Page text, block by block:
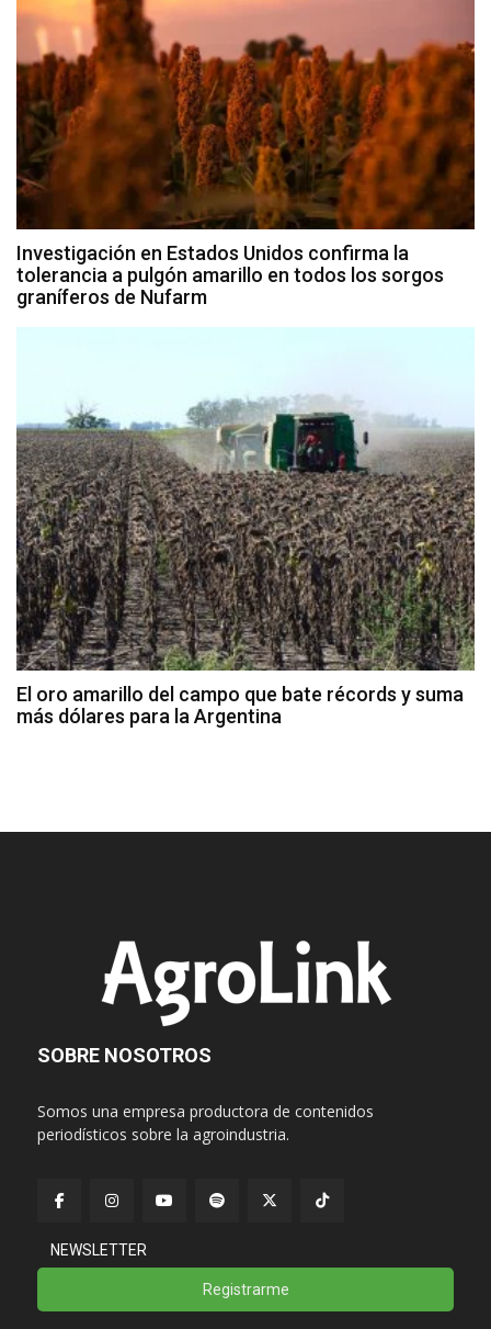
Investigación en Estados Unidos confirma la
tolerancia a pulgón amarillo en todos los sorgos
graníferos de Nufarm
El oro amarillo del campo que bate récords y suma
más dólares para la Argentina
SOBRE NOSOTROS
Somos una empresa productora de contenidos
periodísticos sobre la agroindustria.
NEWSLETTER
Registrarme